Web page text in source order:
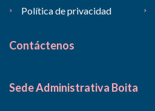
Política de privacidad
Contáctenos
Sede Administrativa Boita